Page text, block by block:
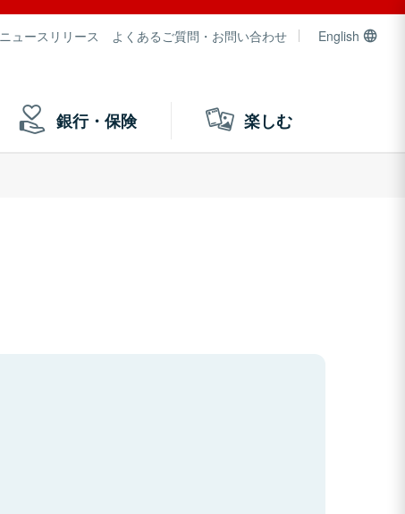
ニュースリリース よくあるご質問・お問い合わせ English
銀行・保険 楽しむ